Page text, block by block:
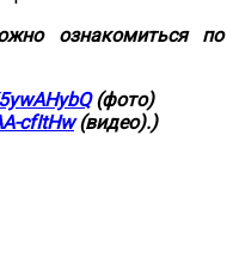
ознакомиться по
(фото)
cfItHw(видео).)